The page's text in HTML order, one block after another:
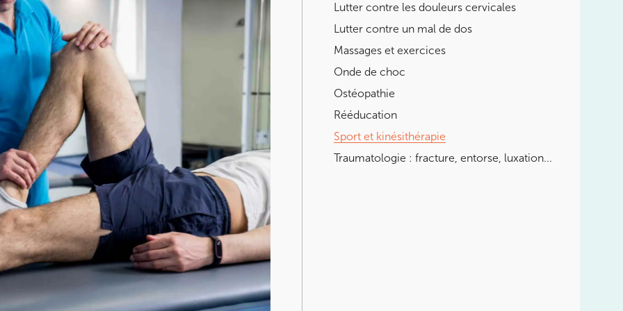
DOULEURS ET BLESSURES DE LA HANCHE ET DE
DOULEURS ET BLESSURES DU GENOU ET DE LA
JAMBE
LES MALADIES EN RHUMATOLOGIE
DÉBUTER OU REPRENDRE LE
SPORT
DU SPORT POUR PRÉPARER LES
BOOSTER LES PERFORMANCES
Lutter contre les douleurs cervicales
Lutter contre un mal de dos
Massages et exercices
Onde de choc
Ostéopathie
Rééducation
Sport et kinésithérapie
Traumatologie : fracture, entorse, luxation...
rendez-
KOSS, votre